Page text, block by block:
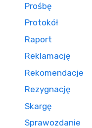
Prośbę
Protokół
Raport
Reklamację
Rekomendacje
Rezygnację
Skargę
Sprawozdanie